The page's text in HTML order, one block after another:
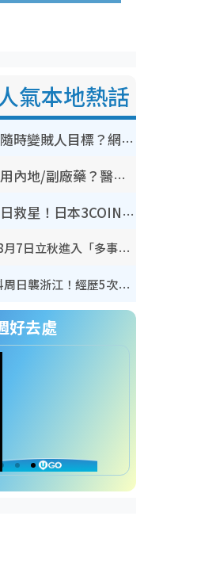
氣本地熱話
裝修拆鐵閘隨時變賊人目標？網民揭2大關鍵用途：裝新式等於白裝？附新舊鐵閘分別
網傳公院改用內地/副廠藥？醫生拆解正副廠分別 揭4類人換藥隨時出事
怕蟲人士夏日救星！日本3COINS爆紅驅蟲神器$45起 1招「全程免觸碰」輕鬆搞定小強
立秋2026｜8月7日立秋進入「多事之秋」 3件事唔做得！專家教6招開運 清枱頭／銀包納氣接好運
颱風白海豚料周日襲浙江！經歷5次「眼牆置換」極罕見 成登陸內地最長途颱風
好去處